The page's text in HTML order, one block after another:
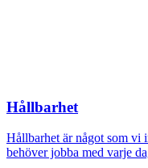
Hållbarhet
Hållbarhet är något som vi
behöver jobba med varje